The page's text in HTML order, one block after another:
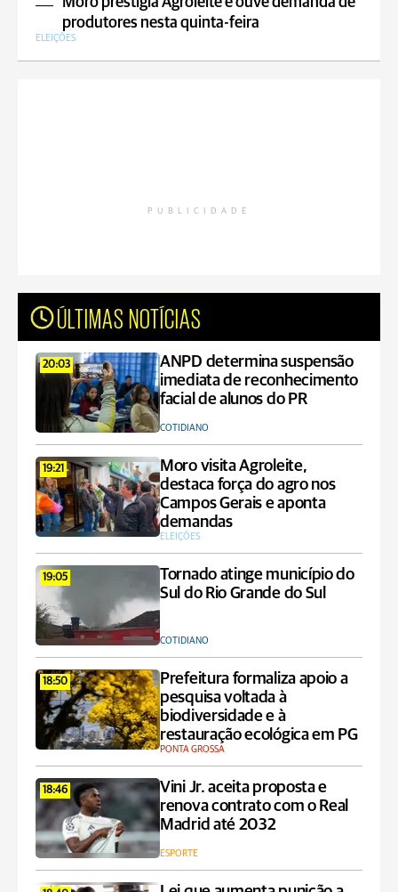
produtores nesta quinta-feira
ELEIÇÕES
PUBLICIDADE
ÚLTIMAS NOTÍCIAS
20:03
ANPD determina suspensão
imediata de reconhecimento
facial de alunos do PR
COTIDIANO
19:21
Moro visita Agroleite,
destaca força do agro nos
Campos Gerais e aponta
demandas
ELEIÇÕES
19:05
Tornado atinge município do
Sul do Rio Grande do Sul
COTIDIANO
18:50
Prefeitura formaliza apoio a
pesquisa voltada à
biodiversidade e à
restauração ecológica em PG
PONTA GROSSA
18:46
Vini Jr. aceita proposta e
renova contrato com o Real
Madrid até 2032
ESPORTE